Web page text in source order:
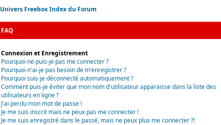
Univers Freebox Index du Forum
FAQ
Connexion et Enregistrement
Pourquoi ne puis-je pas me connecter ?
Pourquoi n'ai-je pas besoin de m'enregistrer ?
Pourquoi suis-je déconnecté automatiquement ?
Comment puis-je éviter que mon nom d'utilisateur apparaisse dans la liste des
utilisateurs en ligne ?
J'ai perdu mon mot de passe !
Je me suis inscrit mais ne peux pas me connecter !
Je me suis enregistré dans le passé, mais ne peux plus me connecter ?!